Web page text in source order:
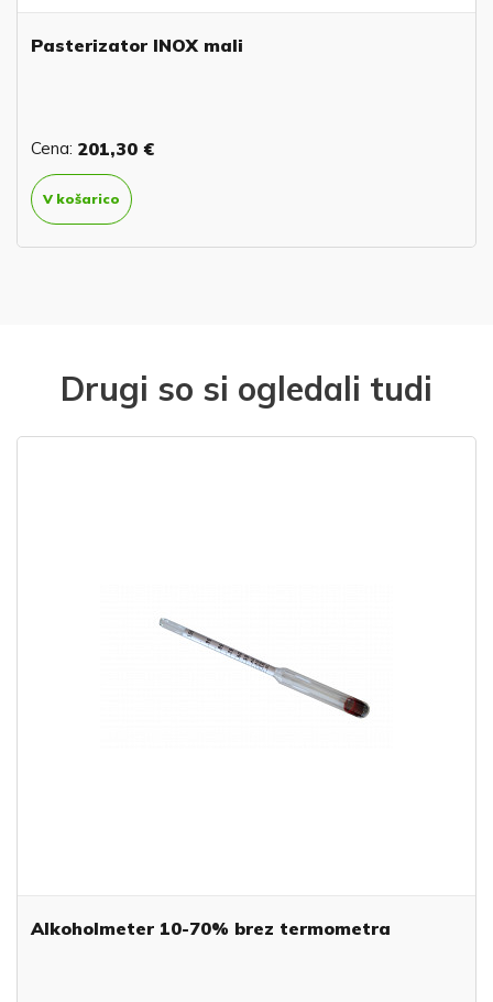
Pasterizator INOX mali
Cena: 201,30 €
V košarico
Drugi so si ogledali tudi
Alkoholmeter 10-70% brez termometra